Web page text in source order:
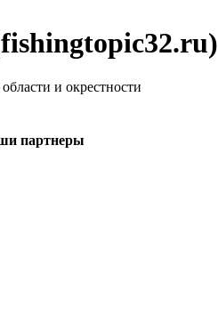
и окрестности
партнеры